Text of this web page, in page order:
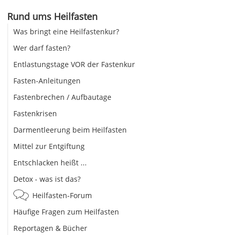
Rund ums Heilfasten
Was bringt eine Heilfastenkur?
Wer darf fasten?
Entlastungstage VOR der Fastenkur
Fasten-Anleitungen
Fastenbrechen / Aufbautage
Fastenkrisen
Darmentleerung beim Heilfasten
Mittel zur Entgiftung
Entschlacken heißt ...
Detox - was ist das?
Heilfasten-Forum
Häufige Fragen zum Heilfasten
Reportagen & Bücher